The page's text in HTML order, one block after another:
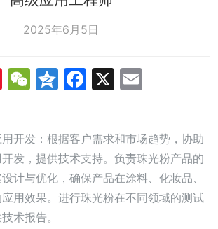
2025年6月5日
SinaWeChat
Qzone
Facebook
X
开发：根据客户需求和市场趋势，协助
发，提供技术支持。负责珠光粉产品的
计与优化，确保产品在涂料、化妆品、
用效果。进行珠光粉在不同领域的测试
术报告。